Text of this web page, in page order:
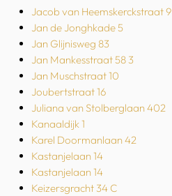
Jacob van Heemskerckstraat 9
Jan de Jonghkade 5
Jan Glijnisweg 83
Jan Mankesstraat 58 3
Jan Muschstraat 10
Joubertstraat 16
Juliana van Stolberglaan 402
Kanaaldijk 1
Karel Doormanlaan 42
Kastanjelaan 14
Kastanjelaan 14
Keizersgracht 34 C